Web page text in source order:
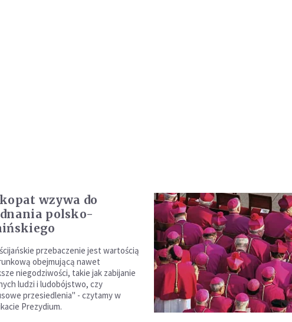
wzywa do
polsko-
przebaczenie jest wartością
obejmującą nawet
niegodziwości, takie jak zabijanie
ludzi i ludobójstwo, czy
przesiedlenia" - czytamy w
Prezydium.